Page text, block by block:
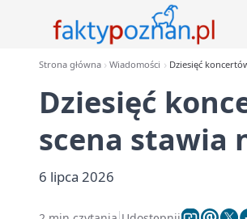
Strona główna Wiadomości Dziesięć
Dziesięć
scena stawia
6 lipca 2026